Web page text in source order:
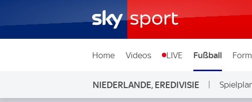
Home Videos LIVE Fußball
NIEDERLANDE, EREDIVISIE